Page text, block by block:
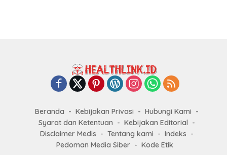
Beranda Kebijakan Privasi
Hubungi Kami
Syarat dan Ketentuan
Kebijakan Editorial
Disclaimer Medis
Tentang kami
Indeks
Pedoman Media Siber
Kode Etik